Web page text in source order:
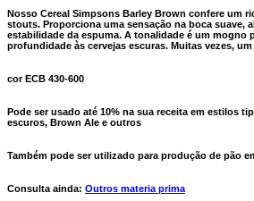
Nosso Cereal Simpsons Barley Brown confere um
stouts. Proporciona uma sensação na boca suave,
estabilidade da espuma. A tonalidade é um mogno
profundidade às cervejas escuras. Muitas vezes,
cor ECB 430-600
Pode ser usado até 10% na sua receita em estilos
escuros, Brown Ale e outros
Também pode ser utilizado para produção de pão
Consulta ainda: Outros materia prima